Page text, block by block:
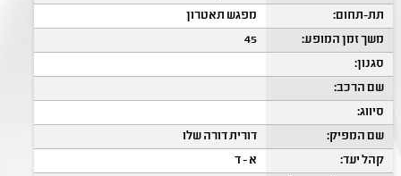
תת-תחום:
מפגש תאטרון
משך זמן המופע:
45
סגנון:
שם הרכב:
סיווג:
שם המפיק:
דורית דורה שלו
קהל יעד:
א - ד